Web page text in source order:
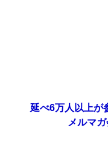
延べ6万人以上
メルマ